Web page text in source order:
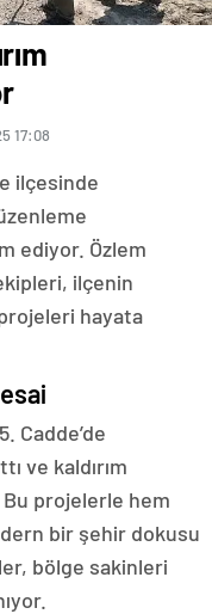
17:08
ilçesinde
ediyor. Özlem
ilçenin
hayata
Cadde’de
ve kaldırım
Bu projelerle hem
bir şehir dokusu
bölge sakinleri